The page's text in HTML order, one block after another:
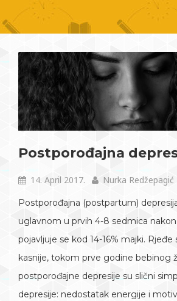
Postporođajna
14. April 2017. Nurka Redžepagić
Postporođajna (postpartum)
uglavnom u prvih 4-8 sedmica nakon
pojavljuje se kod 14-16% majki. Rjeđe
kasnije, tokom prve godine bebinog
postporođajne depresije su slični
depresije: nedostatak energije i